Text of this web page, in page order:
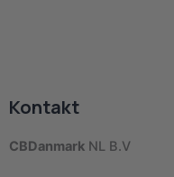
Kontakt
CBDanmark NL B.V